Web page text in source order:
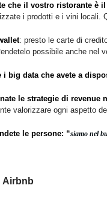
che il vostro ristorante è
i prodotti e i vini locali.
: presto le carte di
possibile anche nel
i big data che avete a
le strategie di revenue
valorizzare ogni aspetto
le persone: “siamo nel
Airbnb